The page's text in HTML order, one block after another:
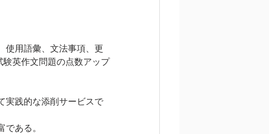
使用語彙、文法事項、更
英作文問題の点数アップ
実践的な添削サービスで
ある。